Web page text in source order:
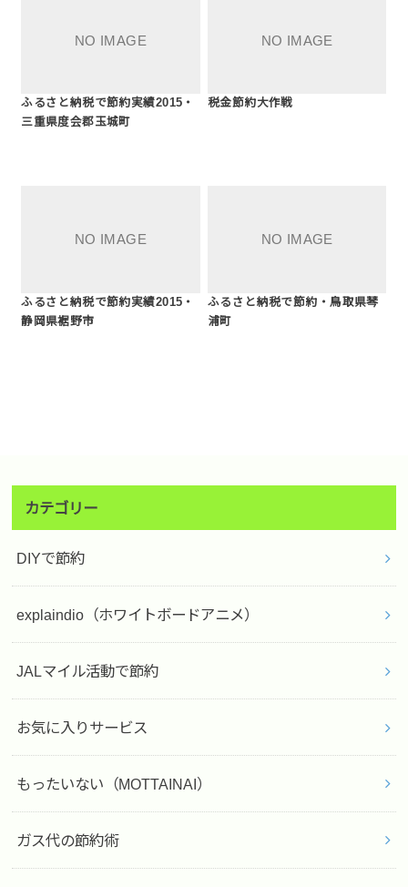
ふるさと納税で節約実績2015・
三重県度会郡玉城町
税金節約大作戦
ふるさと納税で節約実績2015・
静岡県裾野市
ふるさと納税で節約・鳥取県琴
浦町
カテゴリー
DIYで節約
explaindio（ホワイトボードアニメ）
JALマイル活動で節約
お気に入りサービス
もったいない（MOTTAINAI）
ガス代の節約術